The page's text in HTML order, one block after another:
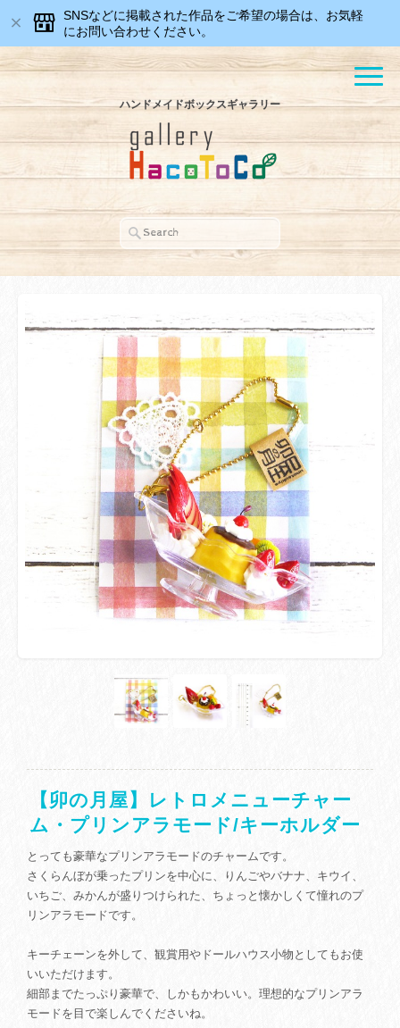
SNSなどに掲載された作品をご希望の場合は、お気軽
にお問い合わせください。
ハンドメイドボックスギャラリー
【卯の月屋】レトロメニューチャー
ム・プリンアラモード/キーホルダー
とっても豪華なプリンアラモードのチャームです。
さくらんぼが乗ったプリンを中心に、りんごやバナナ、キウイ、
いちご、みかんが盛りつけられた、ちょっと懐かしくて憧れのプ
リンアラモードです。
キーチェーンを外して、観賞用やドールハウス小物としてもお使
いいただけます。
細部までたっぷり豪華で、しかもかわいい。理想的なプリンアラ
モードを目で楽しんでくださいね。